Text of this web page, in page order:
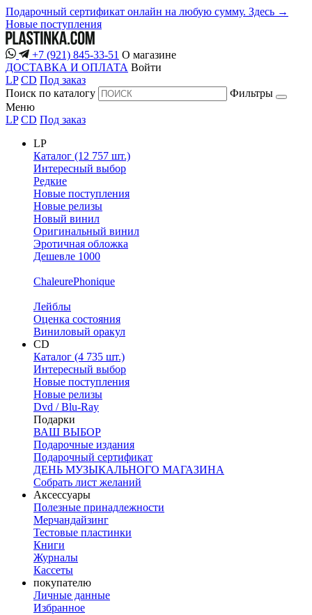
Подарочный сертификат онлайн на любую сумму. Здесь →
Новые поступления
+7 (921) 845-33-51 О магазине
ДОСТАВКА И ОПЛАТА Войти
LP CD Под заказ
Поиск по каталогу
Фильтры
Меню
LP CD Под заказ
LP
Каталог (12 757 шт.)
Интересный выбор
Редкие
Новые поступления
Новые релизы
Новый винил
Оригинальный винил
Эротичная обложка
Дешевле 1000
ChaleurePhonique
Лейблы
Оценка состояния
Виниловый оракул
CD
Каталог (4 735 шт.)
Интересный выбор
Новые поступления
Новые релизы
Dvd / Blu-Ray
Подарки
ВАШ ВЫБОР
Подарочные издания
Подарочный сертификат
ДЕНЬ МУЗЫКАЛЬНОГО МАГАЗИНА
Собрать лист желаний
Аксессуары
Полезные принадлежности
Мерчандайзинг
Тестовые пластинки
Книги
Журналы
Кассеты
покупателю
Личные данные
Избранное